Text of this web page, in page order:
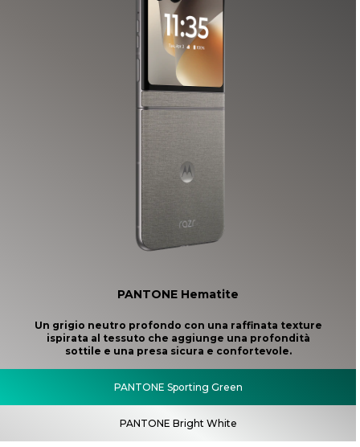
PANTONE Hematite
Un grigio neutro profondo con una raffinata texture
ispirata al tessuto che aggiunge una profondità
sottile e una presa sicura e confortevole.
PANTONE Sporting Green
PANTONE Bright White